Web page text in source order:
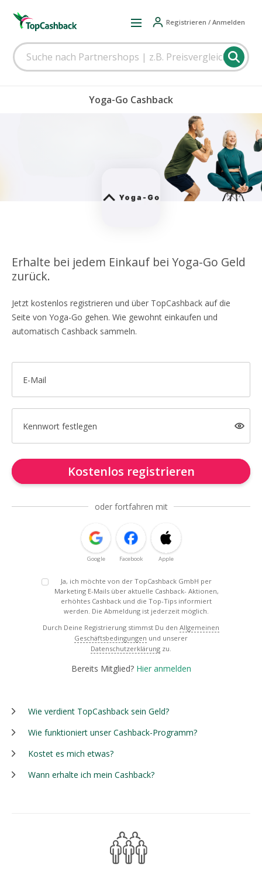
Registrieren / Anmelden
Yoga-Go Cashback
Erhalte bei jedem Einkauf bei Yoga-Go Geld
zurück.
Jetzt kostenlos registrieren und über TopCashback auf die
Seite von Yoga-Go gehen. Wie gewohnt einkaufen und
automatisch Cashback sammeln.
E-Mail
Kennwort festlegen
Kostenlos registrieren
oder fortfahren mit
Google Facebook Apple
Ja, ich möchte von der TopCashback GmbH per
Marketing E-Mails über aktuelle Cashback- Aktionen,
erhöhtes Cashback und die Top-Tips informiert
werden. Die Abmeldung ist jederzeit möglich.
Durch Deine Registrierung stimmst Du den Allgemeinen
Geschäftsbedingungen und unserer
Datenschutzerklärung zu.
Bereits Mitglied? Hier anmelden
Wie verdient TopCashback sein Geld?
Wie funktioniert unser Cashback-Programm?
Kostet es mich etwas?
Wann erhalte ich mein Cashback?